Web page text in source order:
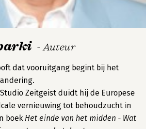
- Auteur
dat vooruitgang begint bij het
Zeitgeist duidt hij de Europese
vernieuwing tot behoudzucht in
boek Het einde van het midden - Wat